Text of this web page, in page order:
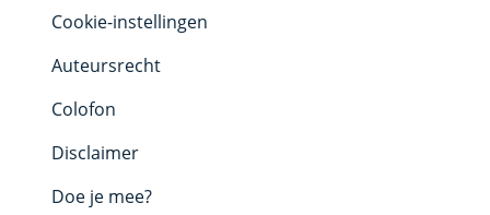
Cookie-instellingen
Auteursrecht
Colofon
Disclaimer
Doe je mee?